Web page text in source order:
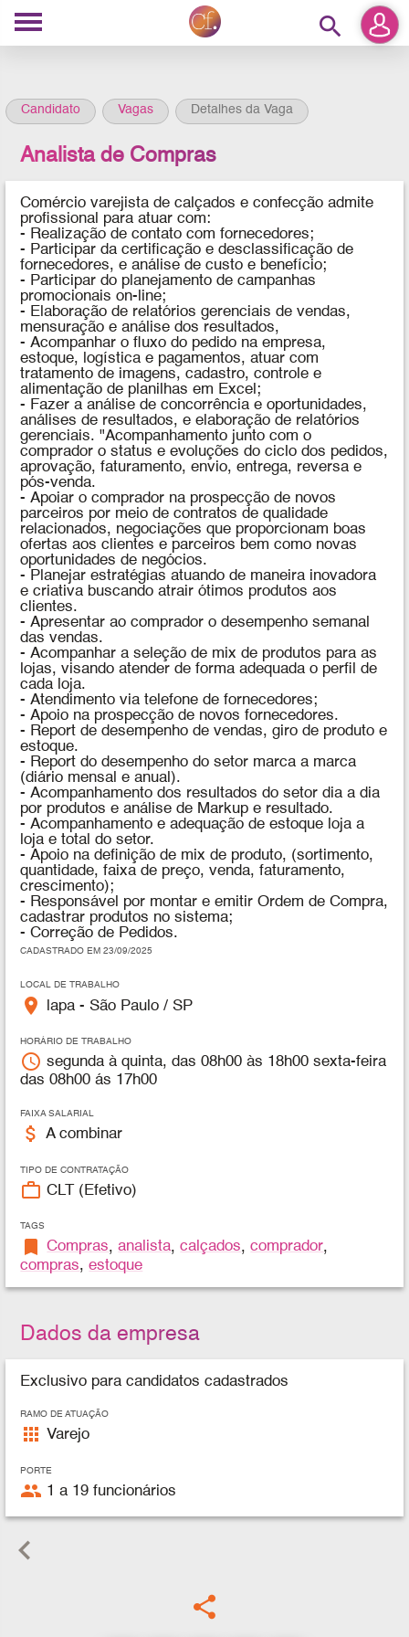
search
Candidato Vagas Detalhes da Vaga
Analista de Compras
Comércio varejista de calçados e confecção admite
profissional para atuar com:
- Realização de contato com fornecedores;
- Participar da certificação e desclassificação de
fornecedores, e análise de custo e benefício;
- Participar do planejamento de campanhas
promocionais on-line;
- Elaboração de relatórios gerenciais de vendas,
mensuração e análise dos resultados,
- Acompanhar o fluxo do pedido na empresa,
estoque, logística e pagamentos, atuar com
tratamento de imagens, cadastro, controle e
alimentação de planilhas em Excel;
- Fazer a análise de concorrência e oportunidades,
análises de resultados, e elaboração de relatórios
gerenciais. "Acompanhamento junto com o
comprador o status e evoluções do ciclo dos pedidos,
aprovação, faturamento, envio, entrega, reversa e
pós-venda.
- Apoiar o comprador na prospecção de novos
parceiros por meio de contratos de qualidade
relacionados, negociações que proporcionam boas
ofertas aos clientes e parceiros bem como novas
oportunidades de negócios.
- Planejar estratégias atuando de maneira inovadora
e criativa buscando atrair ótimos produtos aos
clientes.
- Apresentar ao comprador o desempenho semanal
das vendas.
- Acompanhar a seleção de mix de produtos para as
lojas, visando atender de forma adequada o perfil de
cada loja.
- Atendimento via telefone de fornecedores;
- Apoio na prospecção de novos fornecedores.
- Report de desempenho de vendas, giro de produto e
estoque.
- Report do desempenho do setor marca a marca
(diário mensal e anual).
- Acompanhamento dos resultados do setor dia a dia
por produtos e análise de Markup e resultado.
- Acompanhamento e adequação de estoque loja a
loja e total do setor.
- Apoio na definição de mix de produto, (sortimento,
quantidade, faixa de preço, venda, faturamento,
crescimento);
- Responsável por montar e emitir Ordem de Compra,
cadastrar produtos no sistema;
- Correção de Pedidos.
CADASTRADO EM 23/09/2025
LOCAL DE TRABALHO
place lapa - São Paulo / SP
HORÁRIO DE TRABALHO
access_time segunda à quinta, das 08h00 às 18h00 sexta-feira
das 08h00 ás 17h00
FAIXA SALARIAL
attach_money A combinar
TIPO DE CONTRATAÇÃO
work_outline CLT (Efetivo)
TAGS
bookmark Compras,analista,calçados,comprador,
compras,estoque
Dados da empresa
Exclusivo para candidatos cadastrados
RAMO DE ATUAÇÃO
apps Varejo
PORTE
people 1 a 19 funcionários
keyboard_arrow_left
share